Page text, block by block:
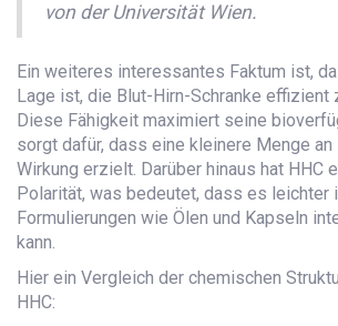
von der Universität Wien.
Ein weiteres interessantes Faktum ist,
Lage ist, die Blut-Hirn-Schranke effizient
Diese Fähigkeit maximiert seine
sorgt dafür, dass eine kleinere Menge an
Wirkung erzielt. Darüber hinaus hat HHC
Polarität, was bedeutet, dass es leichter
Formulierungen wie Ölen und Kapseln
kann.
Hier ein Vergleich der chemischen
HHC: